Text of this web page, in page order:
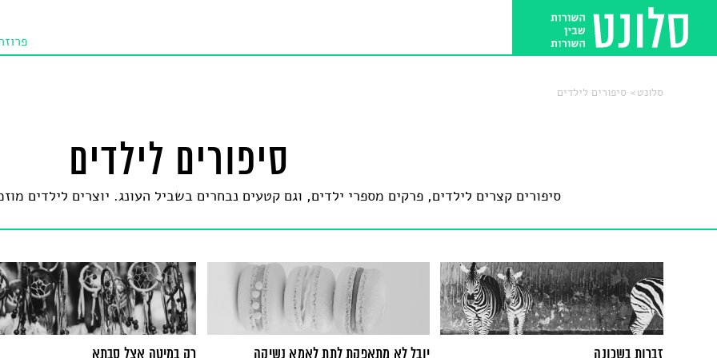
סלונט סיפורים לילדים
סיפורים לילדים
סיפורים קצרים לילדים, פרקים מספרי ילדים, וגם קטעים נבחרים בשביל העונג. יוצרים לילדים